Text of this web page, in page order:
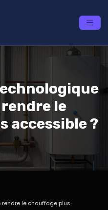
le
accessible ?
rendre le chauffage plus